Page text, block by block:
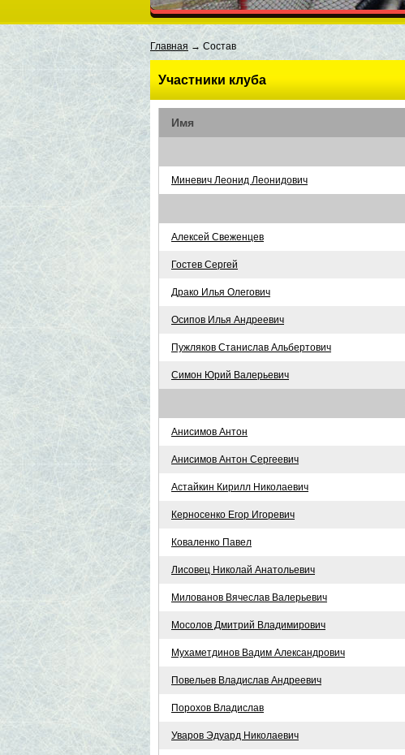
Главная → Состав
Участники клуба
Имя
Миневич Леонид Леонидович
Алексей Свеженцев
Гостев Сергей
Драко Илья Олегович
Осипов Илья Андреевич
Пужляков Станислав Альбертович
Симон Юрий Валерьевич
Анисимов Антон
Анисимов Антон Сергеевич
Астайкин Кирилл Николаевич
Керносенко Егор Игоревич
Коваленко Павел
Лисовец Николай Анатольевич
Милованов Вячеслав Валерьевич
Мосолов Дмитрий Владимирович
Мухаметдинов Вадим Александрович
Повельев Владислав Андреевич
Порохов Владислав
Уваров Эдуард Николаевич